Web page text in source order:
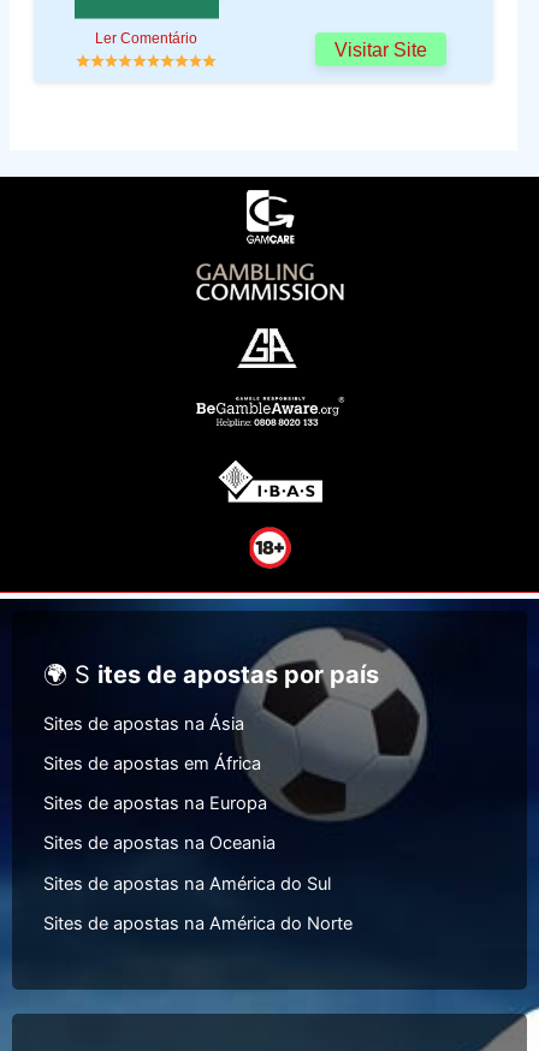
Ler Comentário
Visitar Site
🌍 S ites de apostas por país
Sites de apostas na Ásia
Sites de apostas em África
Sites de apostas na Europa
Sites de apostas na Oceania
Sites de apostas na América do Sul
Sites de apostas na América do Norte